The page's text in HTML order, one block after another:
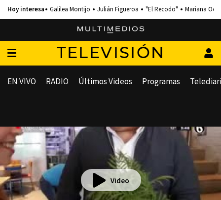
Galilea Montijo Julián Figueroa "El Recodo" Mariana
TELEVISIÓN
EN VIVO RADIO Últimos Videos Programas
Video